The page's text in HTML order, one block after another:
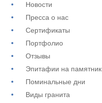
Новости
Пресса о нас
Сертификаты
Портфолио
Отзывы
Эпитафии на памятник
Поминальные дни
Виды гранита